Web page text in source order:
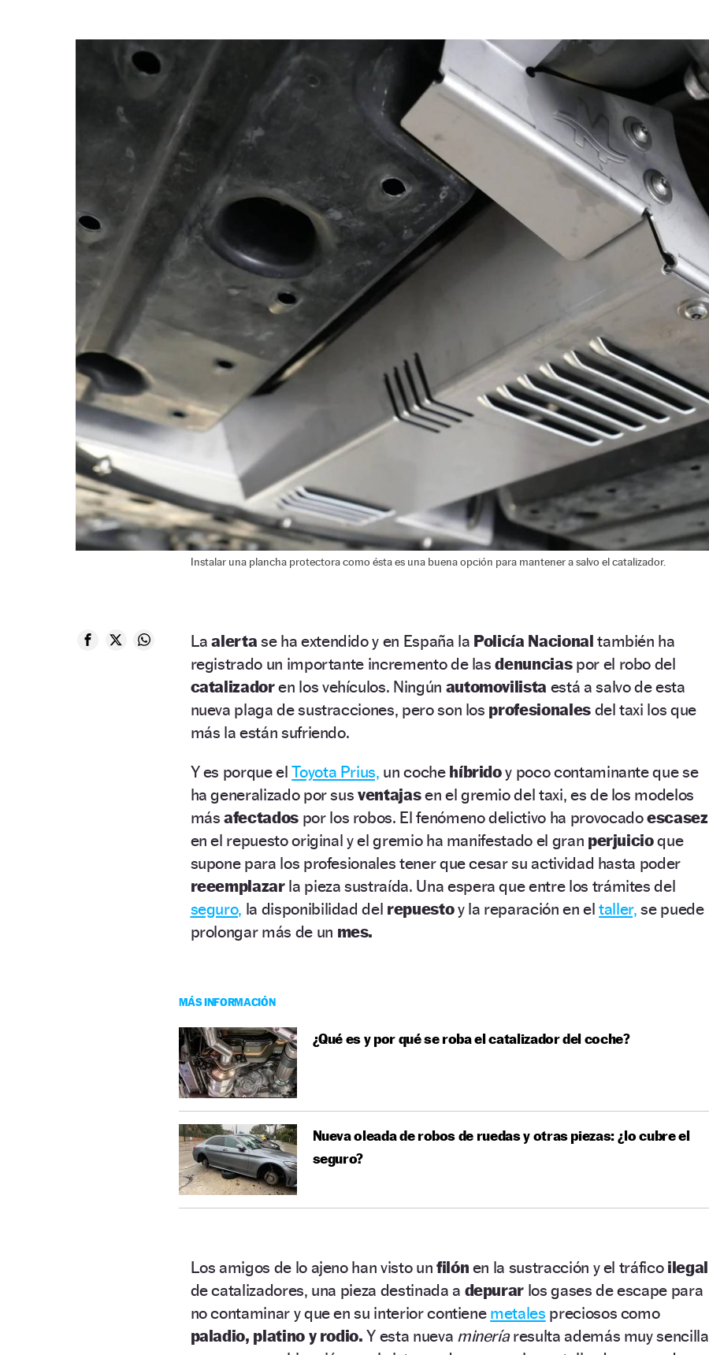
Instalar una plancha protectora como ésta es una buena opción para mantener a salvo el catalizador.
Laalerta se ha extendido y en España la Policía Nacional también ha
registrado un importante incremento de lasdenunciaspor el robo del
catalizadoren los vehículos. Ningún automovilista está a salvo de esta
nueva plaga de sustracciones, pero son los profesionalesdel taxi los que
más la están sufriendo.
Y es porque elToyota Prius, un coche híbridoy poco contaminante que se
ha generalizado por susventajasen el gremio del taxi, es de los modelos
másafectadospor los robos. El fenómeno delictivo ha provocadoescasez
en el repuesto original y el gremio ha manifestado el gran perjuicioque
supone para los profesionales tener que cesar su actividad hasta poder
reeemplazarla pieza sustraída. Una espera que entre los trámites del
seguro, la disponibilidad del repuestoy la reparación en eltaller, se puede
prolongar más de un mes.
MÁS INFORMACIÓN
¿Qué es y por qué se roba el catalizador del coche?
Nueva oleada de robos de ruedas y otras piezas: ¿lo cubre el
seguro?
Los amigos de lo ajeno han visto un filón en la sustracción y el tráfico ilegal
de catalizadores, una pieza destinada a depurar los gases de escape para
no contaminar y que en su interior contiene metales preciosos como
paladio, platino y rodio. Y esta nueva mineríaresulta además muy sencilla